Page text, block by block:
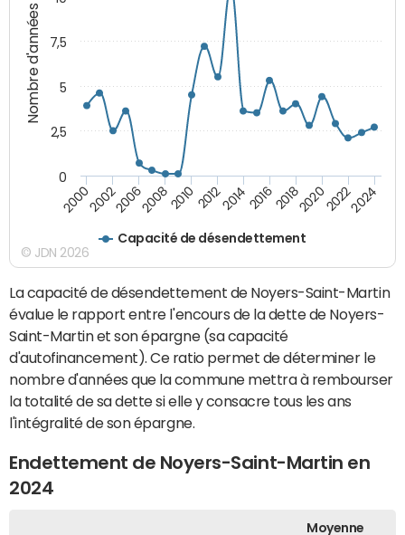
Nombre d'années
Capacité de désendettement
20002002200620082010 2012201420162018202020222024
0
2,5
5
7,5
© JDN 2026
La capacité de désendettement de Noyers-Saint-Martin
évalue le rapport entre l'encours de la dette de Noyers-
Saint-Martin et son épargne (sa capacité
d'autofinancement). Ce ratio permet de déterminer le
nombre d'années que la commune mettra à rembourser
la totalité de sa dette si elle y consacre tous les ans
l'intégralité de son épargne.
Endettement de Noyers-Saint-Martin en
2024
Moyenne